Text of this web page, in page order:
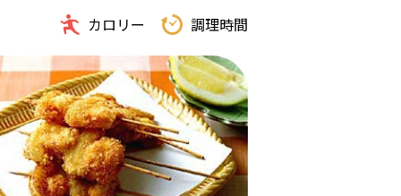
カロリー 調理時間